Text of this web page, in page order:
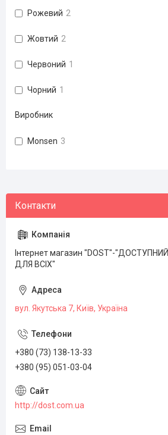
Рожевий 2
Жовтий 2
Червоний 1
Чорний 1
Виробник
Monsen 3
Інтернет магазин "DOST"-"ДОСТУПНИЙ
ДЛЯ ВСІХ"
вул. Якутська 7, Київ, Україна
+380 (73) 138-13-33
+380 (95) 051-03-04
http://dost.com.ua